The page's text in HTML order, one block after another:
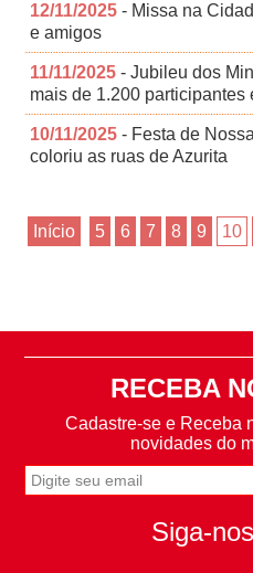
12/11/2025 - Missa na
e amigos
11/11/2025 - Jubileu dos
mais de 1.200 participantes
10/11/2025 - Festa de
coloriu as ruas de Azurita
Início 5 6 7 8 9 10
RECEBA
Cadastre-se e Receba
novidades do
Siga-nos